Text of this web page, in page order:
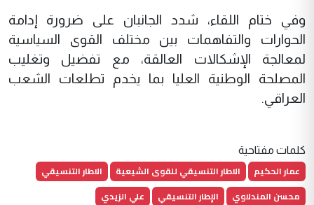
وفي ختام اللقاء، شدد الجانبان على ضرورة إدامة
الحوارات والتفاهمات بين مختلف القوى السياسية
لمعالجة الإشكالات العالقة، مع تفضيل وتغليب
المصلحة الوطنية العليا بما يخدم تطلعات الشعب
العراقي.
كلمات مفتاحية
عمار الحكيم الاطار التنسيقي للقوى الشيعية
الاطار التنسيقي
محسن المندلاوي
الإطار التنسيقي
علي الزيدي